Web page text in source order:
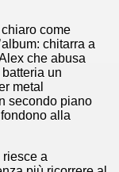
come
chitarra a
che abusa
un
metal
secondo piano
alla
a
2013.
della
della
2013.